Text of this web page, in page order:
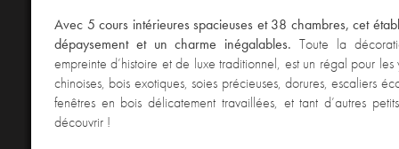
Avec 5 cours intérieures spacieuses et 38 chambres, cet
dépaysement et un charme inégalables. Toute la
empreinte d’histoire et de luxe traditionnel, est un régal pour
chinoises, bois exotiques, soies précieuses, dorures, escaliers
fenêtres en bois délicatement travaillées, et tant d’autres
découvrir !